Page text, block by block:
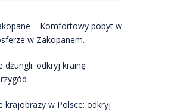
– Komfortowy pobyt w
w Zakopanem.
dżungli: odkryj krainę
krajobrazy w Polsce: odkryj